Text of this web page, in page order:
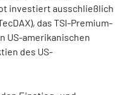
investiert ausschließlich
das TSI-Premium-
US-amerikanischen
des US-